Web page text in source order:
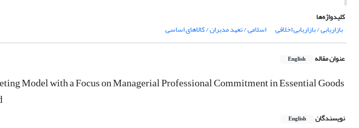
کلیدواژه‌ها
بازاریابی / بازاریابی اخلاقی
اسلامی / تعهد مدیران / کالاهای اساسی
عنوان مقاله English
Model with a Focus on Managerial Professional Commitment in Essential Goods
نویسندگان English